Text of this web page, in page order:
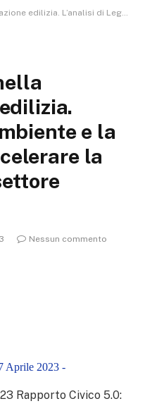
e la road map per accelerare la transizione del settore edilizio
e la
la
Nessun commento
Aprile 2023 -
Rapporto Civico 5.0: